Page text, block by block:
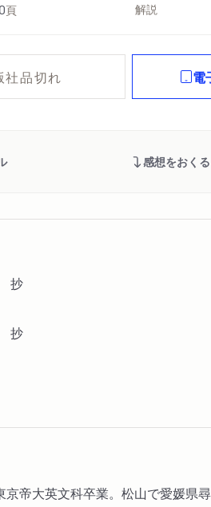
頁 解説
社品切れ 電
感想をおくる
抄
抄
帝大英文科卒業。松山で愛媛県